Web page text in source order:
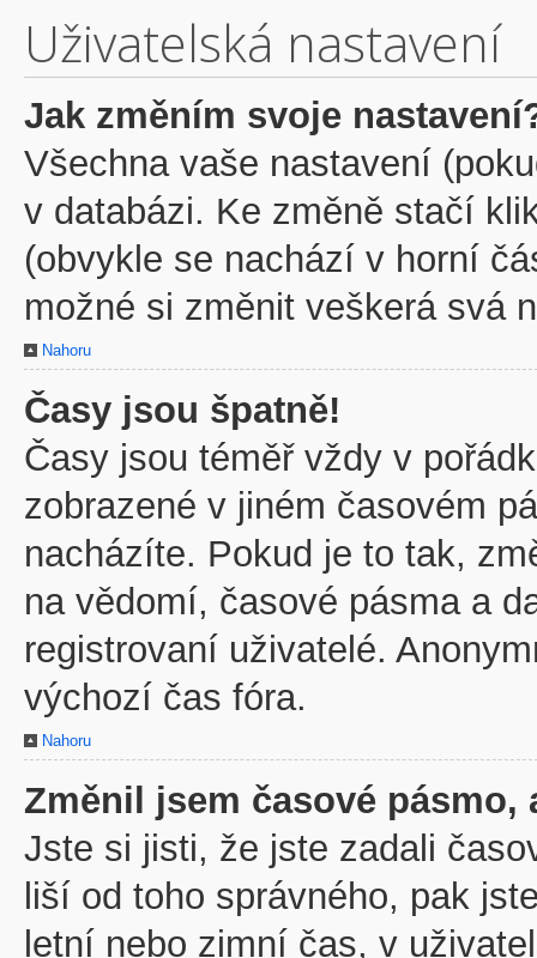
Uživatelská nastavení
Jak změním svoje
Všechna vaše nastavení
v databázi. Ke změně stačí
(obvykle se nachází v horní
možné si změnit veškerá svá
Nahoru
Časy jsou špatně!
Časy jsou téměř vždy v
zobrazené v jiném časovém
nacházíte. Pokud je to tak,
na vědomí, časové pásma a
registrovaní uživatelé.
výchozí čas fóra.
Nahoru
Změnil jsem časové pásmo,
Jste si jisti, že jste zadali
liší od toho správného, pak
letní nebo zimní čas, v